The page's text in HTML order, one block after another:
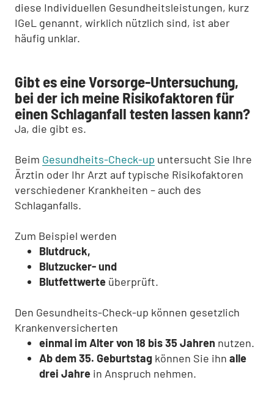
diese Individuellen Gesundheitsleistungen, kurz
IGeL genannt, wirklich nützlich sind, ist aber
häufig unklar.
Gibt es eine Vorsorge-Untersuchung,
bei der ich meine Risikofaktoren für
einen Schlaganfall testen lassen kann?
Ja, die gibt es.
Beim Gesundheits-Check-up untersucht Sie Ihre
Ärztin oder Ihr Arzt auf typische Risikofaktoren
verschiedener Krankheiten – auch des
Schlaganfalls.
Zum Beispiel werden
Blutdruck,
Blutzucker- und
Blutfettwerte überprüft.
Den Gesundheits-Check-up können gesetzlich
Krankenversicherten
einmal im Alter von 18 bis 35 Jahren nutzen.
Ab dem 35. Geburtstag können Sie ihn alle
drei Jahre in Anspruch nehmen.